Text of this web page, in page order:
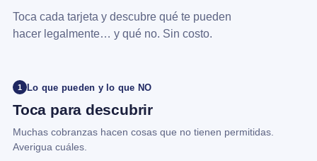
Toca cada tarjeta y descubre qué te pueden
hacer legalmente… y qué no. Sin costo.
1 Lo que pueden y lo que NO
Toca para descubrir
Muchas cobranzas hacen cosas que no tienen permitidas.
Averigua cuáles.